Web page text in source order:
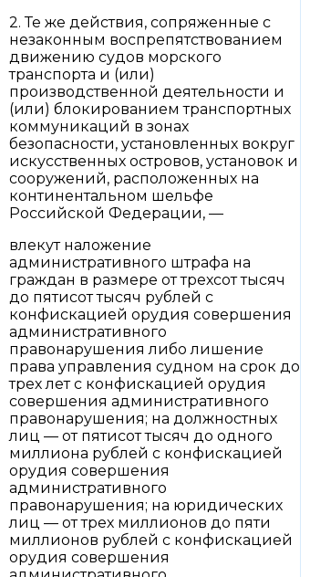
2. Те же действия, сопряженные с
незаконным воспрепятствованием
движению судов морского
транспорта и (или)
производственной деятельности и
(или) блокированием транспортных
коммуникаций в зонах
безопасности, установленных вокруг
искусственных островов, установок и
сооружений, расположенных на
континентальном шельфе
Российской Федерации, —
влекут наложение
административного штрафа на
граждан в размере от трехсот тысяч
до пятисот тысяч рублей с
конфискацией орудия совершения
административного
правонарушения либо лишение
права управления судном на срок до
трех лет с конфискацией орудия
совершения административного
правонарушения; на должностных
лиц — от пятисот тысяч до одного
миллиона рублей с конфискацией
орудия совершения
административного
правонарушения; на юридических
лиц — от трех миллионов до пяти
миллионов рублей с конфискацией
орудия совершения